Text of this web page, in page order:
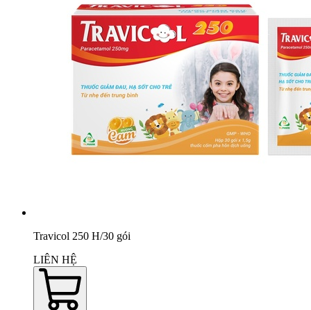
Travicol 250 H/30 gói
LIÊN HỆ